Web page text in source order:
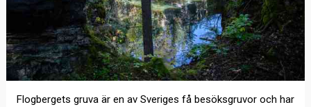
Flogbergets gruva är en av Sveriges få besöksgruvor och har